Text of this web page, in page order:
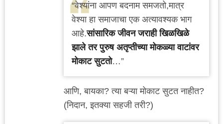
“वेश्यांना आपण बदनाम समजतो,मात्र
वेश्या हा समाजाचा एक अत्यावश्यक भाग
आहे.सांसारिक जीवन जराही खिळखिळे
झाले तर पुरुष अतृप्तीच्या मोकळ्या वाटांवर
मोकाट सुटतो…”
आणि, बायका? त्या बऱ्या मोकाट सुटत नाहीत?
(निदान, इतक्या सहजी तरी?)